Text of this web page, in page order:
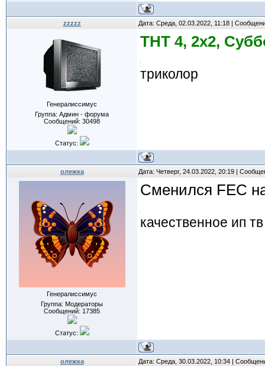
zzzzz Дата: Среда, 02.03.2022, 11:18 |
Генералиссимус
Группа: Админ - форума
Сообщений: 30498
Статус:
ТНТ 4, 2х2,
триколор
олежка Дата: Четверг, 24.03.2022, 20:19 |
Генералиссимус
Группа: Модераторы
Сообщений: 17385
Статус:
Сменился FEC
качественное ип
олежка Дата: Среда, 30.03.2022, 10:34 |